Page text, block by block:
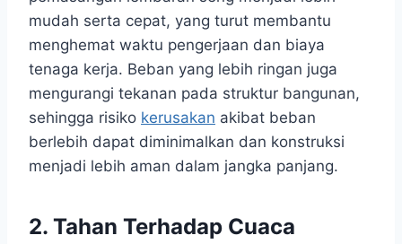
mudah serta cepat, yang turut membantu
menghemat waktu pengerjaan dan biaya
tenaga kerja. Beban yang lebih ringan juga
mengurangi tekanan pada struktur bangunan,
sehingga risiko kerusakan akibat beban
berlebih dapat diminimalkan dan konstruksi
menjadi lebih aman dalam jangka panjang.
2. Tahan Terhadap Cuaca